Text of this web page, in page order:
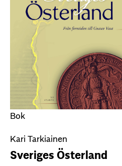
Bok
Kari Tarkiainen
Sveriges Österland